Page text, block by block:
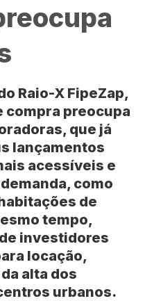
Raio-X FipeZap,
compra preocupa
que já
lançamentos
acessíveis e
como
de
tempo,
investidores
locação,
alta dos
urbanos.